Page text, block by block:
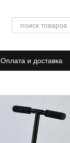
Оплата и доставка